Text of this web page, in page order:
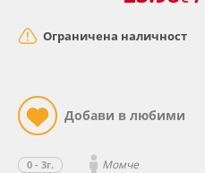
0 - 3г. Момче
Ограничена наличност